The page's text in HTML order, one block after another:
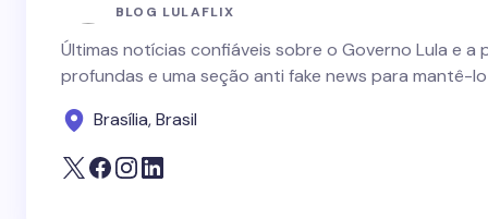
BLOG LULAFLIX
Últimas notícias confiáveis sobre o Governo Lula e
profundas e uma seção anti fake news para mantê-
Brasília, Brasil